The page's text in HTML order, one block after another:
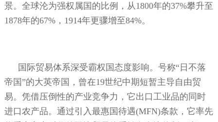
景。全球沦为强权属国的比例，从 1800年的37%攀升至
1878年的67%， 1914年更骤增至84%。
国际贸易体系深受霸权国态度影响。号称“日不落
帝国”的大英帝国，曾在19世纪中期短暂主导自由贸
易。凭借压倒性的产业竞争力，它出口工业品的同时
进口农产品。通过引入最惠国待遇(MFN)条款，它率先